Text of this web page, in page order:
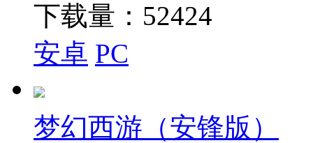
下载量： 52424
安卓 PC
梦幻西游（安锋版）